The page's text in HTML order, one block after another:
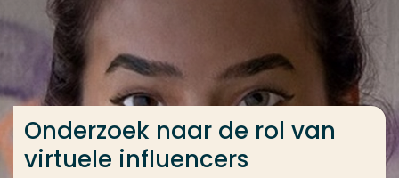
Ga direct naar de content
... > Onderzoek naar de rol van virtuele influencers
Onderzoek naar de rol van
virtuele influencers
Veel gezocht
Opleiding